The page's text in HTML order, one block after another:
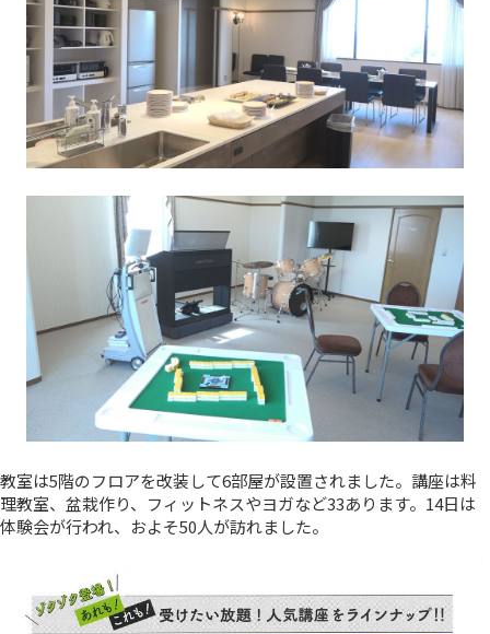
教室は5階のフロアを改装して6部屋が設置されました。講座は料
理教室、盆栽作り、フィットネスやヨガなど33あります。14日は
体験会が行われ、およそ50人が訪れました。